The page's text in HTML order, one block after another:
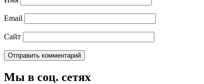
Email
Сайт
Мы в соц. сетях